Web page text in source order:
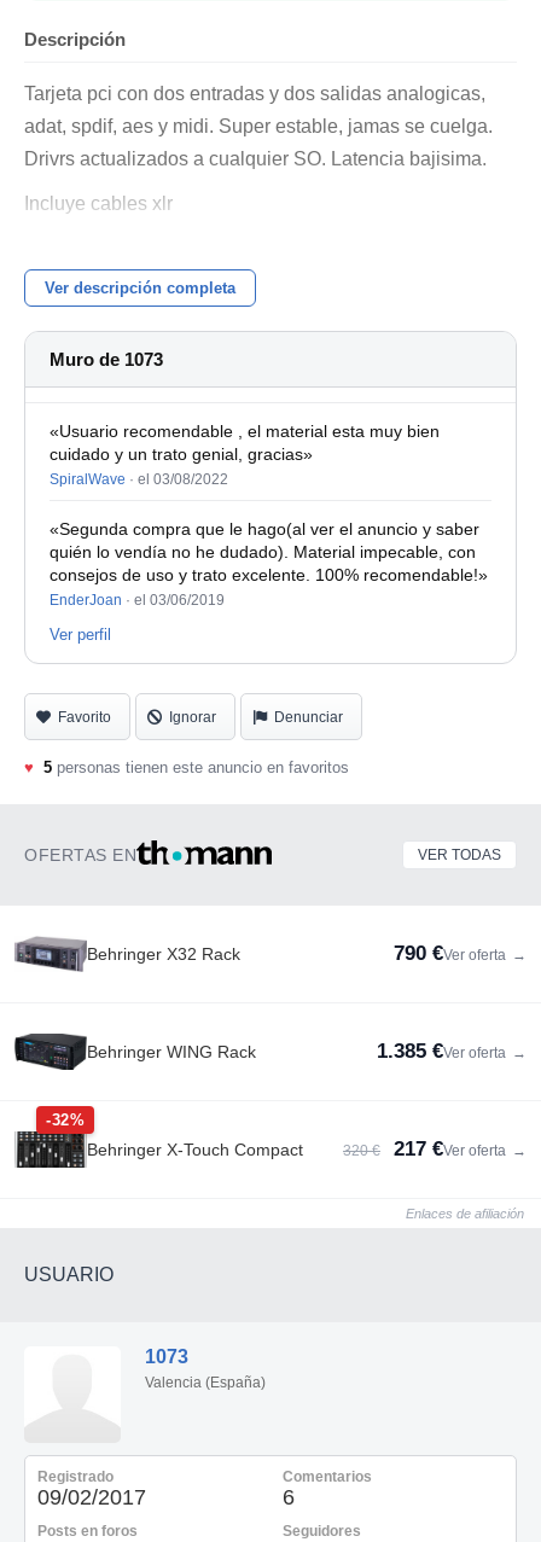
Descripción
Tarjeta pci con dos entradas y dos salidas analogicas,
adat, spdif, aes y midi. Super estable, jamas se cuelga.
Drivrs actualizados a cualquier SO. Latencia bajisima.
Incluye cables xlr
Ver descripción completa
Muro de 1073
«Usuario recomendable , el material esta muy bien
cuidado y un trato genial, gracias»
SpiralWave · el 03/08/2022
«Segunda compra que le hago(al ver el anuncio y saber
quién lo vendía no he dudado). Material impecable, con
consejos de uso y trato excelente. 100% recomendable!»
EnderJoan · el 03/06/2019
Ver perfil
Favorito Ignorar Denunciar
♥ 5 personas tienen este anuncio en favoritos
OFERTAS EN VER TODAS
Behringer X32 Rack 790 €Ver oferta →
Behringer WING Rack 1.385 €Ver oferta →
-32%
Behringer X-Touch Compact 320 € 217 €Ver oferta →
Enlaces de afiliación
USUARIO
1073
Valencia (España)
Registrado
09/02/2017
Comentarios
6
Posts en foros Seguidores